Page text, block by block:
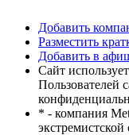
Добавить
Разместить
Добавить в
Сайт
Пользователей
* - компания
экстремистской